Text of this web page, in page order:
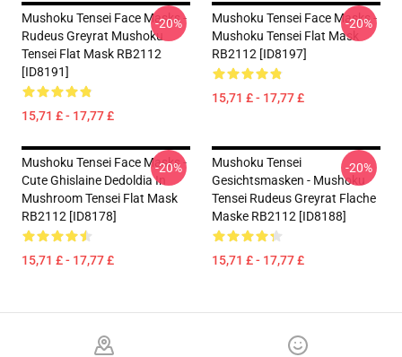
Mushoku Tensei Face Masks -
Rudeus Greyrat Mushoku
Tensei Flat Mask RB2112
[ID8191]
15,71 £ - 17,77 £
-20%
Mushoku Tensei Face Masks -
Mushoku Tensei Flat Mask
RB2112 [ID8197]
15,71 £ - 17,77 £
-20%
Mushoku Tensei Face Masks -
Cute Ghislaine Dedoldia In
Mushroom Tensei Flat Mask
RB2112 [ID8178]
15,71 £ - 17,77 £
-20%
Mushoku Tensei
Gesichtsmasken - Mushoku
Tensei Rudeus Greyrat Flache
Maske RB2112 [ID8188]
15,71 £ - 17,77 £
-20%